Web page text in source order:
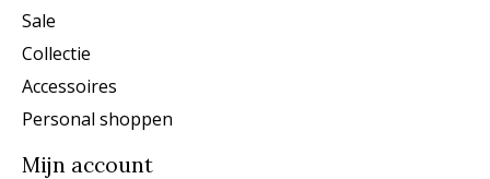
Sale
Collectie
Accessoires
Personal shoppen
Mijn account